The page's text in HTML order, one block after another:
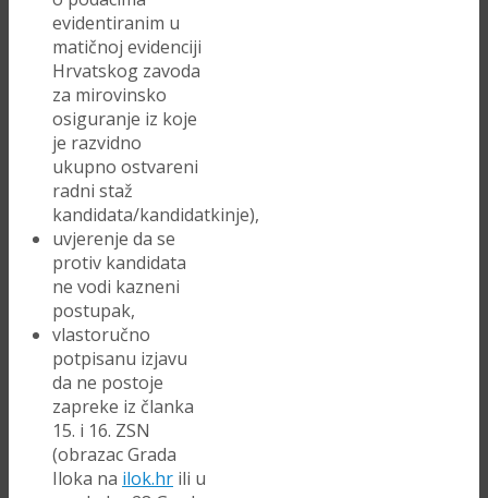
evidentiranim u
matičnoj evidenciji
Hrvatskog zavoda
za mirovinsko
osiguranje iz koje
je razvidno
ukupno ostvareni
radni staž
kandidata/kandidatkinje),
uvjerenje da se
protiv kandidata
ne vodi kazneni
postupak,
vlastoručno
potpisanu izjavu
da ne postoje
zapreke iz članka
15. i 16. ZSN
(obrazac Grada
Iloka na ilok.hr ili u